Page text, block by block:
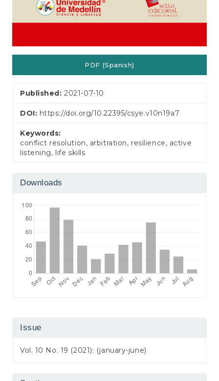
PDF (Spanish)
Published:2021-07-10
DOI: https://doi.org/10.22395/csye.v10n19a7
Keywords:
conflict resolution, arbitration, resilience, active
listening, life skills
Downloads
Issue
Vol. 10 No. 19 (2021): (january-june)